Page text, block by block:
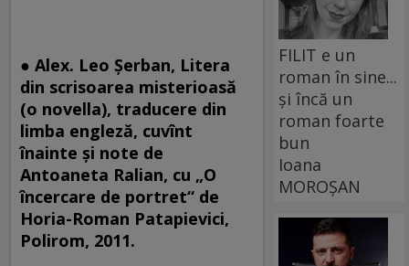
● Alex. Leo Şerban, Litera
din scrisoarea misterioasă
(o novella), traducere din
limba engleză, cuvînt
înainte şi note de
Antoaneta Ralian, cu „O
încercare de portret“ de
Horia-Roman Patapievici,
Polirom, 2011.
FILIT e un
roman în sine...
și încă un
roman foarte
bun
Ioana
MOROȘAN